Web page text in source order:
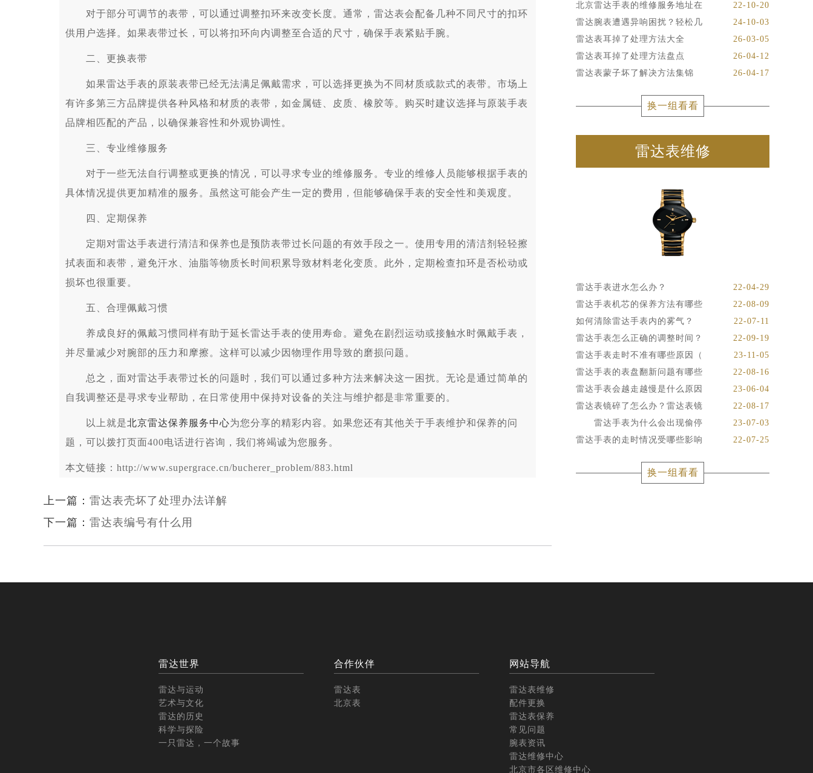
对于部分可调节的表带，可以通过调整扣环来改变长度。通常，雷达表会配备几种不同尺寸的扣环
供用户选择。如果表带过长，可以将扣环向内调整至合适的尺寸，确保手表紧贴手腕。
二、更换表带
如果雷达手表的原装表带已经无法满足佩戴需求，可以选择更换为不同材质或款式的表带。市场上
有许多第三方品牌提供各种风格和材质的表带，如金属链、皮质、橡胶等。购买时建议选择与原装手表
品牌相匹配的产品，以确保兼容性和外观协调性。
三、专业维修服务
对于一些无法自行调整或更换的情况，可以寻求专业的维修服务。专业的维修人员能够根据手表的
具体情况提供更加精准的服务。虽然这可能会产生一定的费用，但能够确保手表的安全性和美观度。
四、定期保养
定期对雷达手表进行清洁和保养也是预防表带过长问题的有效手段之一。使用专用的清洁剂轻轻擦
拭表面和表带，避免汗水、油脂等物质长时间积累导致材料老化变质。此外，定期检查扣环是否松动或
损坏也很重要。
五、合理佩戴习惯
养成良好的佩戴习惯同样有助于延长雷达手表的使用寿命。避免在剧烈运动或接触水时佩戴手表，
并尽量减少对腕部的压力和摩擦。这样可以减少因物理作用导致的磨损问题。
总之，面对雷达手表带过长的问题时，我们可以通过多种方法来解决这一困扰。无论是通过简单的
自我调整还是寻求专业帮助，在日常使用中保持对设备的关注与维护都是非常重要的。
以上就是北京雷达保养服务中心为您分享的精彩内容。如果您还有其他关于手表维护和保养的问
题，可以拨打页面400电话进行咨询，我们将竭诚为您服务。
本文链接：http://www.supergrace.cn/bucherer_problem/883.html
上一篇： 雷达表壳坏了处理办法详解
下一篇： 雷达表编号有什么用
北京雷达手表的维修服务地址在
22-10-20
雷达腕表遭遇异响困扰？轻松几
24-10-03
雷达表耳掉了处理方法大全
26-03-05
雷达表耳掉了处理方法盘点
26-04-12
雷达表蒙子坏了解决方法集锦
26-04-17
换一组看看
雷达表维修
雷达手表进水怎么办？
22-04-29
雷达手表机芯的保养方法有哪些
22-08-09
如何清除雷达手表内的雾气？
22-07-11
雷达手表怎么正确的调整时间？
22-09-19
雷达手表走时不准有哪些原因（
23-11-05
雷达手表的表盘翻新问题有哪些
22-08-16
雷达手表会越走越慢是什么原因
23-06-04
雷达表镜碎了怎么办？雷达表镜
22-08-17
雷达手表为什么会出现偷停
23-07-03
雷达手表的走时情况受哪些影响
22-07-25
换一组看看
雷达世界
雷达与运动
艺术与文化
雷达的历史
科学与探险
一只雷达，一个故事
合作伙伴
雷达表
北京表
网站导航
雷达表维修
配件更换
雷达表保养
常见问题
腕表资讯
雷达维修中心
北京市各区维修中心